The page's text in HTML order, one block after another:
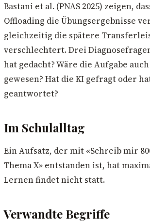
Bastani et al. (PNAS 2025) zeigen,
Offloading die Übungsergebnisse
gleichzeitig die spätere
verschlechtert. Drei
hat gedacht? Wäre die Aufgabe
gewesen? Hat die KI gefragt oder
geantwortet?
Im Schulalltag
Ein Aufsatz, der mit «Schreib mir
Thema X» entstanden ist, hat
Lernen findet nicht statt.
Verwandte Begriffe